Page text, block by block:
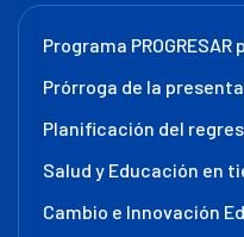
Programa
Prórroga de la
Planificación del
Salud y Educación en
Cambio e Innovación